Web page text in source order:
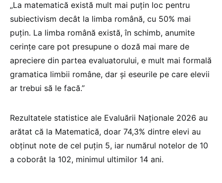
„La matematică există mult mai puțin loc pentru
subiectivism decât la limba română, cu 50% mai
puțin. La limba română există, în schimb, anumite
cerințe care pot presupune o doză mai mare de
apreciere din partea evaluatorului, e mult mai formală
gramatica limbii române, dar și eseurile pe care elevii
ar trebui să le facă.”
Rezultatele statistice ale Evaluării Naționale 2026 au
arătat că la Matematică, doar 74,3% dintre elevi au
obținut note de cel puțin 5, iar numărul notelor de 10
a coborât la 102, minimul ultimilor 14 ani.